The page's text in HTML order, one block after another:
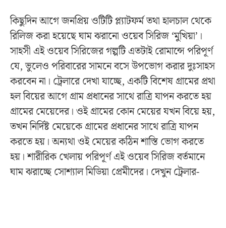
কিছুদিন আগে জনপ্রিয় ওটিটি প্ল্যাটফর্ম তথা হালচাল থেকে
রিলিজ করা হয়েছে ঘাম ঝরানো ওয়েব সিরিজ ‘মুখিয়া’।
সাহসী এই ওয়েব সিরিজের গল্পটি এতটাই রোমান্সে পরিপূর্ণ
যে, ভুলেও পরিবারের সামনে বসে উপভোগ করার দুঃসাহস
করবেন না। ট্রেলারে দেখা যাচ্ছে, একটি বিশেষ গ্রামের প্রথা
হল বিয়ের আগে গ্রাম প্রধানের সাথে রাত্রি যাপন করতে হয়
গ্রামের মেয়েদের। ওই গ্রামের কোন মেয়ের যখন বিয়ে হয়,
তখন নির্দিষ্ট মেয়েকে গ্রামের প্রধানের সাথে রাত্রি যাপন
করতে হয়। অন্যথা ওই মেয়ের কঠিন শাস্তি ভোগ করতে
হয়। শারীরিক খেলায় পরিপূর্ণ এই ওয়েব সিরিজ বর্তমানে
ঘাম ঝরাচ্ছে সোশ্যাল মিডিয়া প্রেমীদের। দেখুন ট্রেলার-